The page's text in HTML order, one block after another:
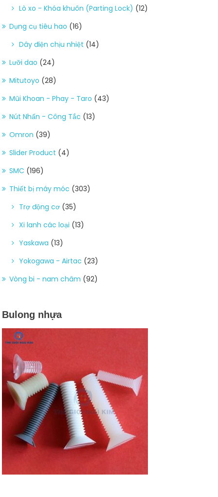
Lò xo - Khóa khuôn (Parting Lock) (12)
Dụng cụ tiêu hao (16)
Dây điện chịu nhiệt (14)
Lưỡi dao (24)
Mitutoyo (28)
Mũi Khoan - Phay - Taro (43)
Nút Nhấn - Công Tắc (13)
Omron (39)
Slider Product (4)
SMC (196)
Thiết bị máy móc (303)
Trợ động cơ (35)
Xi lanh các loại (13)
Yaskawa (13)
Yokogawa - Airtac (23)
Vòng bi - nam châm (92)
Bulong nhựa